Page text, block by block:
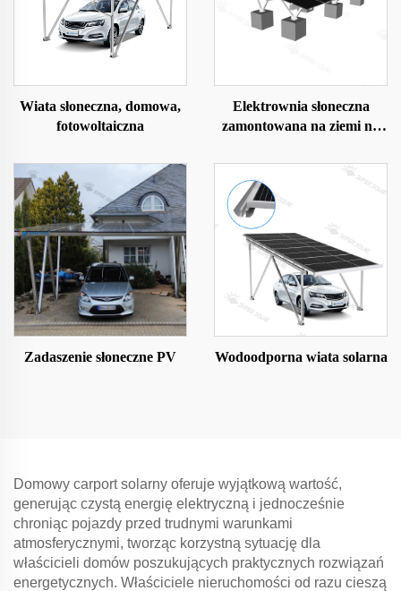
Wiata słoneczna, domowa,
fotowoltaiczna
Elektrownia słoneczna
zamontowana na ziemi na
Zadaszenie słoneczne PV Wodoodporna wiata solarna
Domowy carport solarny oferuje wyjątkową wartość,
generując czystą energię elektryczną i jednocześnie
chroniąc pojazdy przed trudnymi warunkami
atmosferycznymi, tworząc korzystną sytuację dla
właścicieli domów poszukujących praktycznych rozwiązań
energetycznych. Właściciele nieruchomości od razu cieszą